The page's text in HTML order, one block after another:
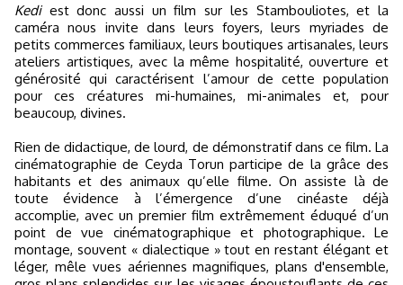
Kediest donc aussi un film sur les Stambouliotes, et la
caméra nous invite dans leurs foyers, leurs myriades de
petits commerces familiaux, leurs boutiques artisanales, leurs
ateliers artistiques, avec la même hospitalité, ouverture et
générosité qui caractérisent l’amour de cette population
pour ces créatures mi-humaines, mi-animales et, pour
beaucoup, divines.
Rien de didactique, de lourd, de démonstratif dans ce film. La
cinématographie de Ceyda Torun participe de la grâce des
habitants et des animaux qu’elle filme. On assiste là de
toute évidence à l’émergence d’une cinéaste déjà
accomplie, avec un premier film extrêmement éduqué d’un
point de vue cinématographique et photographique. Le
montage, souvent « dialectique » tout en restant élégant et
léger, mêle vues aériennes magnifiques, plans d'ensemble,